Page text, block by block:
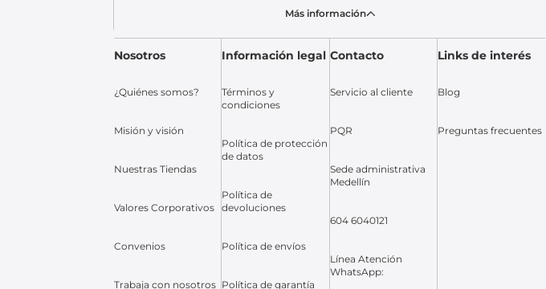
Más información
Nosotros
¿Quiénes somos?
Misión y visión
Nuestras Tiendas
Valores Corporativos
Convenios
Trabaja con nosotros
Información legal
Términos y
condiciones
Política de protección
de datos
Política de
devoluciones
Política de envíos
Política de garantía
Contacto
Servicio al cliente
PQR
Sede administrativa
Medellín
604 6040121
Línea Atención
WhatsApp:
Links de interés
Blog
Preguntas frecuentes